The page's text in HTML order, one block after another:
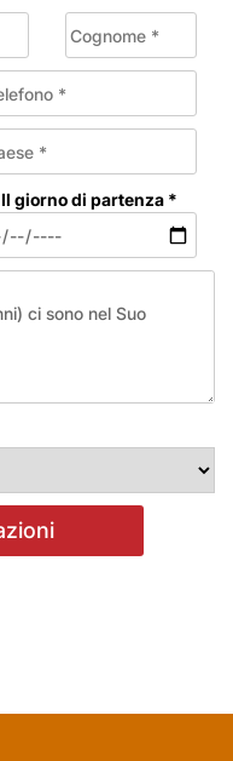
Il giorno di partenza *